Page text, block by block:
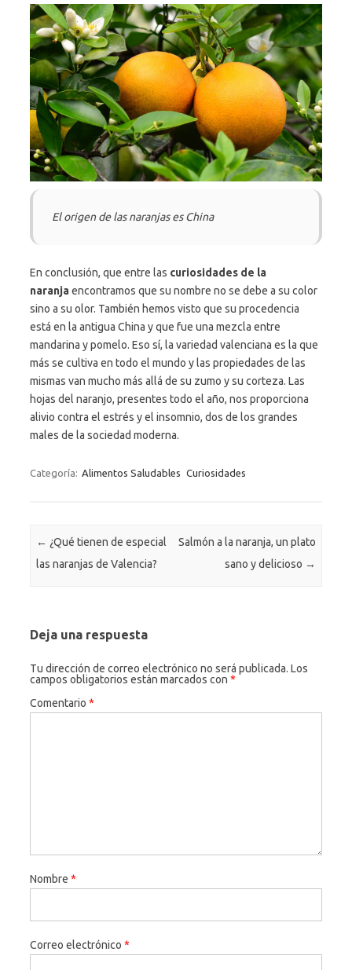
El origen de las naranjas es China
En conclusión, que entre las curiosidades de la
naranjaencontramos que su nombre no se debe a su color
sino a su olor. También hemos visto que su procedencia
está en la antigua China y que fue una mezcla entre
mandarina y pomelo. Eso sí, la variedad valenciana es la que
más se cultiva en todo el mundo y las propiedades de las
mismas van mucho más allá de su zumo y su corteza. Las
hojas del naranjo, presentes todo el año, nos proporciona
alivio contra el estrés y el insomnio, dos de los grandes
males de la sociedad moderna.
Categoría: Alimentos Saludables Curiosidades
Navegación de entradas
← ¿Qué tienen de especial
las naranjas de Valencia?
Salmón a la naranja, un plato
sano y delicioso →
Deja una respuesta
Tu dirección de correo electrónico no será publicada. Los
campos obligatorios están marcados con *
Comentario *
Nombre *
Correo electrónico *